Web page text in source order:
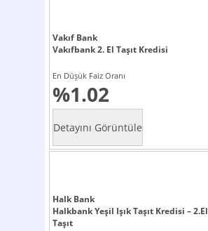
Vakıf Bank
Vakıfbank 2. El Taşıt Kredisi
En Düşük Faiz Oranı
%1.02
Halk Bank
Halkbank Yeşil Işık Taşıt Kredisi – 2.El
Taşıt